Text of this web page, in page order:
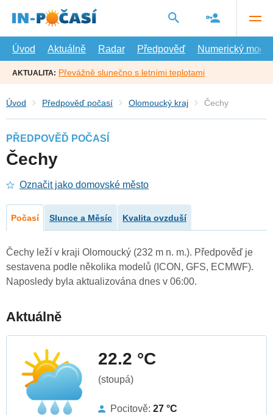
hlavní
Úvod
Aktuálně Radar Předpověď Numerický model
AKTUALITA: Převážně slunečno s letními teplotami
Úvod Předpověď počasí Olomoucký kraj Čechy
PŘEDPOVĚĎ POČASÍ
Čechy
Označit jako domovské město
Počasí Slunce a Měsíc Kvalita ovzduší
Čechy leží v kraji Olomoucký (232 m n. m.). Předpověď je
sestavena podle několika modelů (ICON, GFS, ECMWF).
Naposledy byla aktualizována dnes v 06:00.
Aktuálně
22.2 °C
(stoupá)
Pocitově: 27 °C